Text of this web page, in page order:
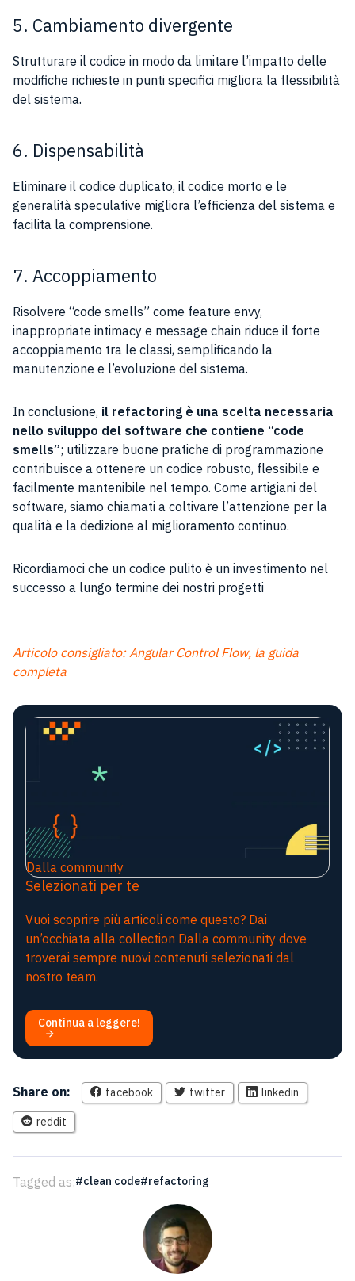
5. Cambiamento divergente
Strutturare il codice in modo da limitare l’impatto delle
modifiche richieste in punti specifici migliora la flessibilità
del sistema.
6. Dispensabilità
Eliminare il codice duplicato, il codice morto e le
generalità speculative migliora l’efficienza del sistema e
facilita la comprensione.
7. Accoppiamento
Risolvere “code smells” come feature envy,
inappropriate intimacy e message chain riduce il forte
accoppiamento tra le classi, semplificando la
manutenzione e l’evoluzione del sistema.
In conclusione, il refactoring è una scelta necessaria
nello sviluppo del software che contiene “code
smells”; utilizzare buone pratiche di programmazione
contribuisce a ottenere un codice robusto, flessibile e
facilmente mantenibile nel tempo. Come artigiani del
software, siamo chiamati a coltivare l’attenzione per la
qualità e la dedizione al miglioramento continuo.
Ricordiamoci che un codice pulito è un investimento nel
successo a lungo termine dei nostri progetti
Articolo consigliato: Angular Control Flow, la guida
completa
Dalla community
Selezionati per te
Vuoi scoprire più articoli come questo? Dai
un’occhiata alla collection Dalla community dove
troverai sempre nuovi contenuti selezionati dal
nostro team.
Continua a leggere!
Share on: facebook twitter linkedin
reddit
Tagged as: clean code refactoring